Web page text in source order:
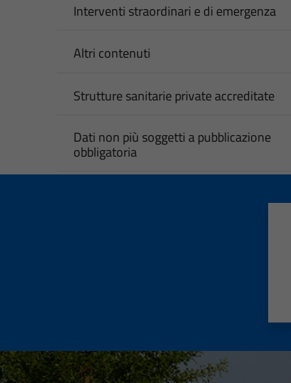
Interventi straordinari e di emergenza
Altri contenuti
Strutture sanitarie private accreditate
Dati non più soggetti a pubblicazione
obbligatoria